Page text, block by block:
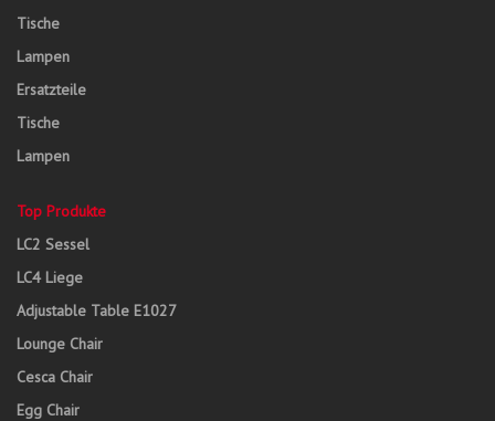
Tische
Lampen
Ersatzteile
Tische
Lampen
Top Produkte
LC2 Sessel
LC4 Liege
Adjustable Table E1027
Lounge Chair
Cesca Chair
Egg Chair